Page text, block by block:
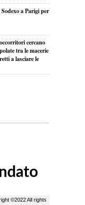
a Parigi per
cercano
tra le macerie
a lasciare le